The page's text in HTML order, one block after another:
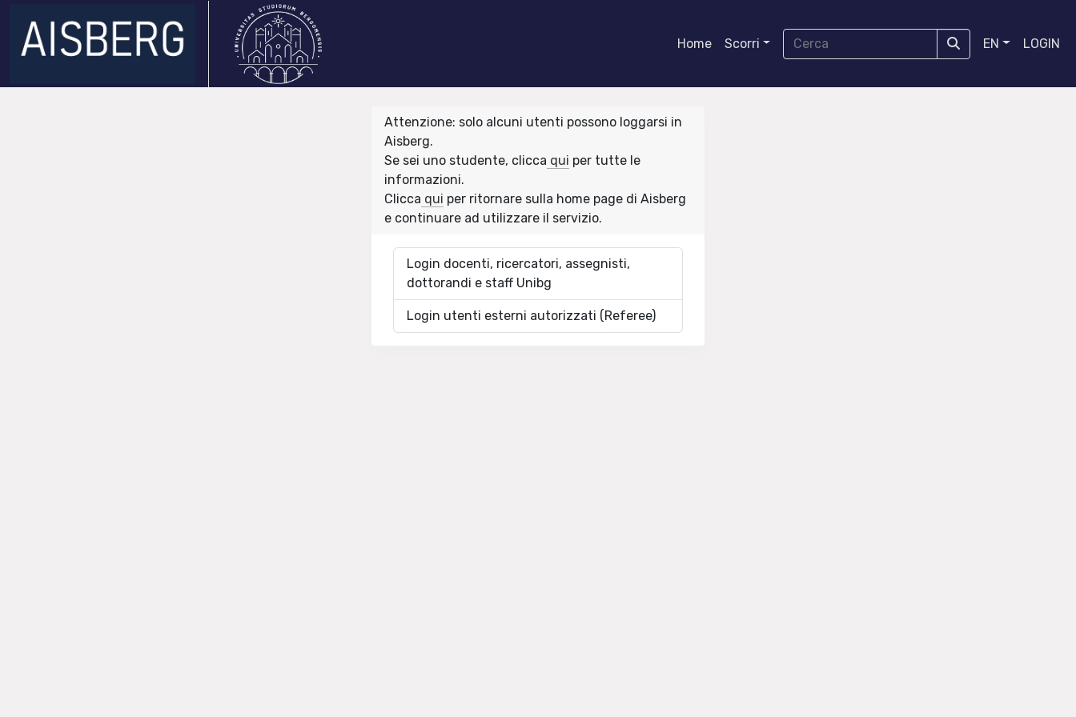
Home Scorri EN LOGIN
Attenzione: solo alcuni utenti possono loggarsi in
Aisberg.
Se sei uno studente, clicca qui per tutte le
informazioni.
Clicca qui per ritornare sulla home page di Aisberg
e continuare ad utilizzare il servizio.
Login docenti, ricercatori, assegnisti,
dottorandi e staff Unibg
Login utenti esterni autorizzati (Referee)